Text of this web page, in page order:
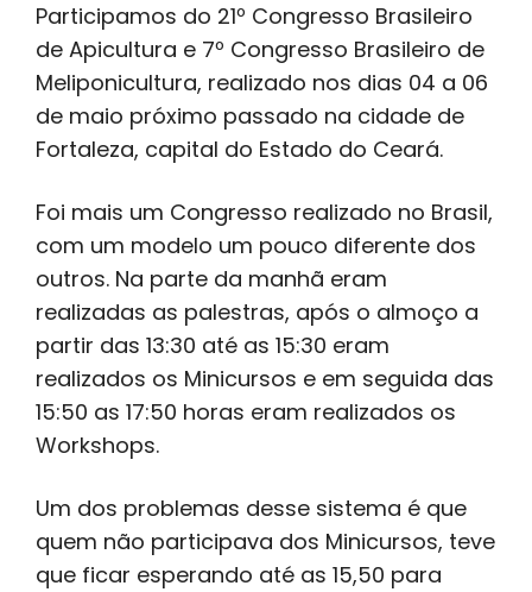
Participamos do 21º Congresso Brasileiro
de Apicultura e 7º Congresso Brasileiro de
Meliponicultura, realizado nos dias 04 a 06
de maio próximo passado na cidade de
Fortaleza, capital do Estado do Ceará.
Foi mais um Congresso realizado no Brasil,
com um modelo um pouco diferente dos
outros. Na parte da manhã eram
realizadas as palestras, após o almoço a
partir das 13:30 até as 15:30 eram
realizados os Minicursos e em seguida das
15:50 as 17:50 horas eram realizados os
Workshops.
Um dos problemas desse sistema é que
quem não participava dos Minicursos, teve
que ficar esperando até as 15,50 para